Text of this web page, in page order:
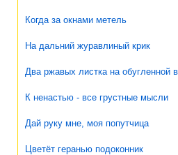
Когда за окнами метель
На дальний журавлиный крик
Два ржавых листка на обугленной
К ненастью - все грустные мысли
Дай руку мне, моя попутчица
Цветёт геранью подоконник